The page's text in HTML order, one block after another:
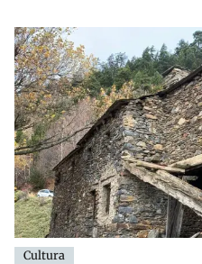
Cultura